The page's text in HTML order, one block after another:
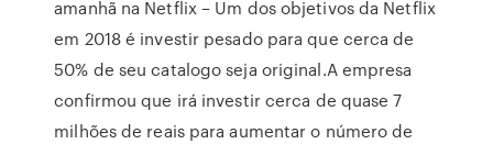
amanhã na Netflix – Um dos objetivos da Netflix
em 2018 é investir pesado para que cerca de
50% de seu catalogo seja original.A empresa
confirmou que irá investir cerca de quase 7
milhões de reais para aumentar o número de